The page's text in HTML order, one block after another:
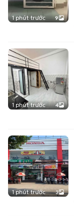
1 phút trước 9
1 phút trước 4
1 phút trước 3